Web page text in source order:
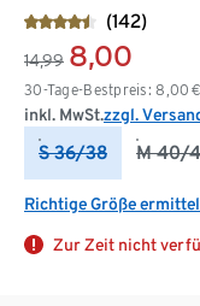
(142)
14,99 8,00
30-Tage-Bestpreis: 8,00 €
inkl. MwSt.zzgl.
S 36/38 M 40/
Richtige Größe
Zur Zeit nicht